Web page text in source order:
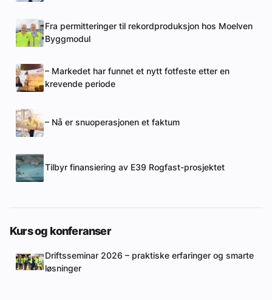
Fra permitteringer til rekordproduksjon hos Moelven
Byggmodul
– Markedet har funnet et nytt fotfeste etter en
krevende periode
– Nå er snuoperasjonen et faktum
Tilbyr finansiering av E39 Rogfast-prosjektet
Kurs og konferanser
Driftsseminar 2026 – praktiske erfaringer og smarte
løsninger